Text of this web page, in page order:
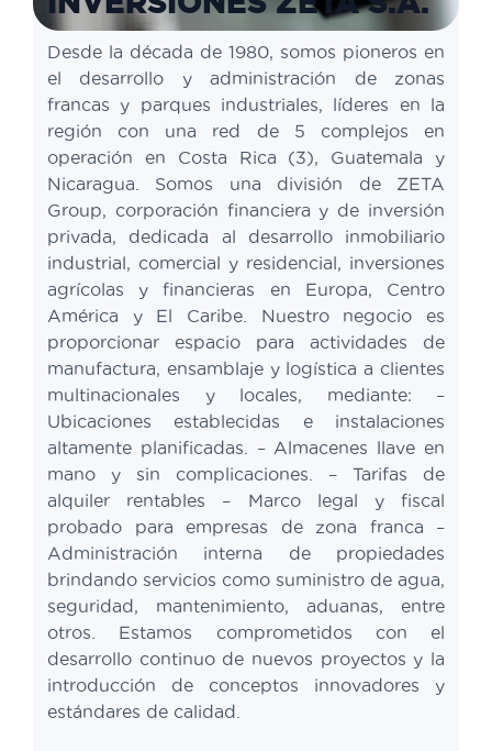
Desde la década de 1980, somos pioneros en
el desarrollo y administración de zonas
francas y parques industriales, líderes en la
región con una red de 5 complejos en
operación en Costa Rica (3), Guatemala y
Nicaragua. Somos una división de ZETA
Group, corporación financiera y de inversión
privada, dedicada al desarrollo inmobiliario
industrial, comercial y residencial, inversiones
agrícolas y financieras en Europa, Centro
América y El Caribe. Nuestro negocio es
proporcionar espacio para actividades de
manufactura, ensamblaje y logística a clientes
multinacionales y locales, mediante: –
Ubicaciones establecidas e instalaciones
altamente planificadas. – Almacenes llave en
mano y sin complicaciones. – Tarifas de
alquiler rentables – Marco legal y fiscal
probado para empresas de zona franca –
Administración interna de propiedades
brindando servicios como suministro de agua,
seguridad, mantenimiento, aduanas, entre
otros. Estamos comprometidos con el
desarrollo continuo de nuevos proyectos y la
introducción de conceptos innovadores y
estándares de calidad.